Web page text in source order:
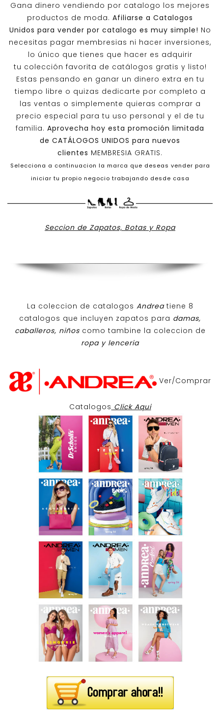
Gana dinero vendiendo por catalogo los mejores
productos de moda. Afiliarse a Catalogos
Unidos para vender por catalogo es muy simple! No
necesitas pagar membresias ni hacer inversiones,
lo único que tienes que hacer es adquirir
tu colección favorita de catálogos gratis y listo!
Estas pensando en ganar un dinero extra en tu
tiempo libre o quizas dedicarte por completo a
las ventas o simplemente quieras comprar a
precio especial para tu uso personal y el de tu
familia. Aprovecha hoy esta promoción limitada
de CATÁLOGOS UNIDOS para nuevos
clientes MEMBRESIA GRATIS.
Selecciona a continuacion la marca que deseas vender para
iniciar tu propio negocio trabajando desde casa
Seccion de Zapatos, Botas y Ropa
La coleccion de catalogos Andreatiene 8
catalogos que incluyen zapatos para damas,
caballeros, niños como tambine la coleccion de
ropa y lenceria
Ver/Comprar
Catalogos Click Aqui